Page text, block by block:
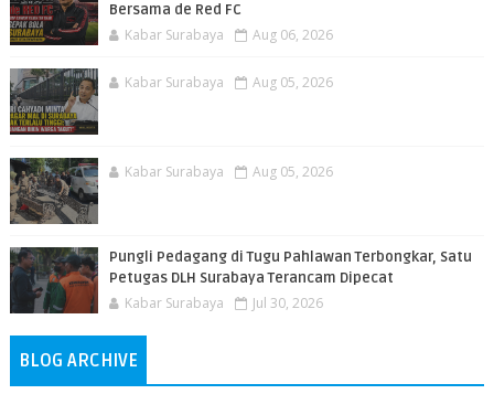
Bersama de Red FC
Kabar Surabaya Aug 06, 2026
Kabar Surabaya Aug 05, 2026
Kabar Surabaya Aug 05, 2026
Pungli Pedagang di Tugu Pahlawan Terbongkar, Satu
Petugas DLH Surabaya Terancam Dipecat
Kabar Surabaya Jul 30, 2026
BLOG ARCHIVE